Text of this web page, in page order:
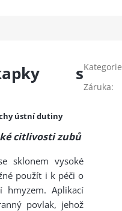
s
ústní dutiny
citlivosti zubů
sklonem vysoké
použít i k péči o
Aplikací
povlak, jehož
Kategorie
Záruka: